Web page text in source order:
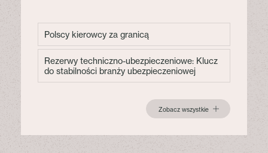
Polscy kierowcy za granicą
Rezerwy techniczno-ubezpieczeniowe: Klucz
do stabilności branży ubezpieczeniowej
Zobacz wszystkie